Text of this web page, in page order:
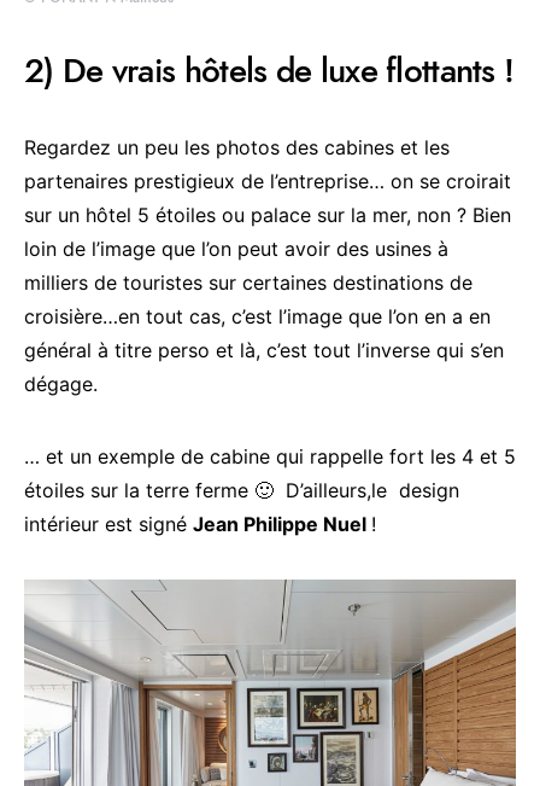
2) De vrais hôtels de luxe flottants !
Regardez un peu les photos des cabines et les
partenaires prestigieux de l’entreprise… on se croirait
sur un hôtel 5 étoiles ou palace sur la mer, non ? Bien
loin de l’image que l’on peut avoir des usines à
milliers de touristes sur certaines destinations de
croisière…en tout cas, c’est l’image que l’on en a en
général à titre perso et là, c’est tout l’inverse qui s’en
dégage.
… et un exemple de cabine qui rappelle fort les 4 et 5
étoiles sur la terre ferme 🙂 D’ailleurs,le design
intérieur est signé Jean Philippe Nuel !